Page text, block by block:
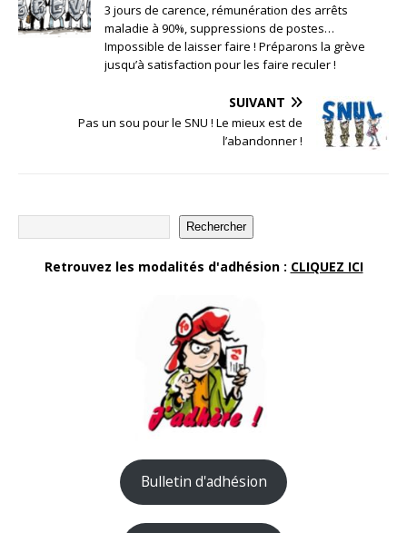
3 jours de carence, rémunération des arrêts
maladie à 90%, suppressions de postes…
Impossible de laisser faire ! Préparons la grève
jusqu’à satisfaction pour les faire reculer !
SUIVANT
Pas un sou pour le SNU ! Le mieux est de
l’abandonner !
Rechercher
Retrouvez les modalités d'adhésion : CLIQUEZ ICI
Bulletin d'adhésion